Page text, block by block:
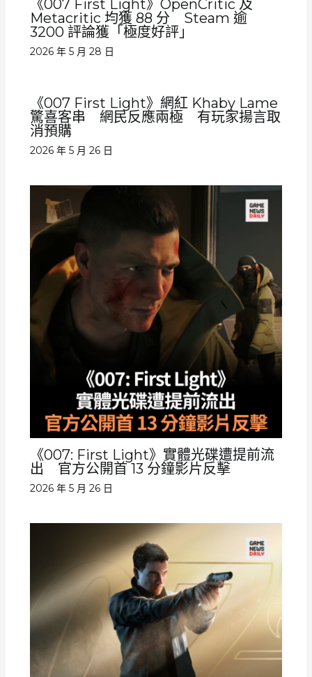
《007 First Light》OpenCritic 及
Metacritic 均獲 88 分 Steam 逾
3200 評論獲「極度好評」
2026 年 5 月 28 日
《007 First Light》網紅 Khaby Lame
驚喜客串 網民反應兩極 有玩家揚言取
消預購
2026 年 5 月 26 日
《007: First Light》實體光碟遭提前流
出 官方公開首 13 分鐘影片反擊
2026 年 5 月 26 日